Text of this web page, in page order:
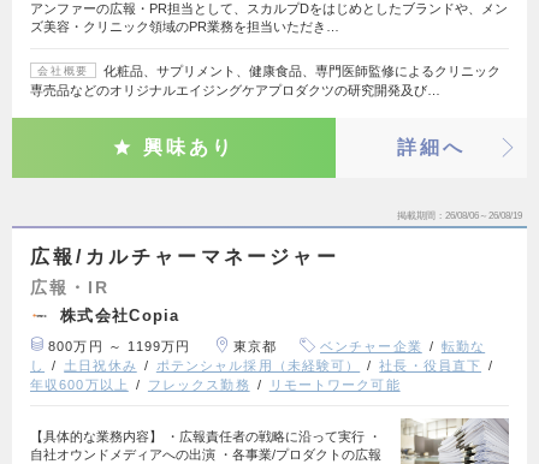
アンファーの広報・PR担当として、スカルプDをはじめとしたブランドや、メン
ズ美容・クリニック領域のPR業務を担当いただき…
会社概要
化粧品、サプリメント、健康食品、専門医師監修によるクリニック
専売品などのオリジナルエイジングケアプロダクツの研究開発及び…
興味あり 詳細へ
掲載期間 26/08/06～26/08/19
広報/カルチャーマネージャー
広報・IR
株式会社Copia
800万円 ～ 1199万円 東京都 ベンチャー企業
転勤な
し
土日祝休み ポテンシャル採用（未経験可）
社長・役員直下
年収600万以上
フレックス勤務 リモートワーク可能
【具体的な業務内容】 ・広報責任者の戦略に沿って実行 ・
自社オウンドメディアへの出演 ・各事業/プロダクトの広報